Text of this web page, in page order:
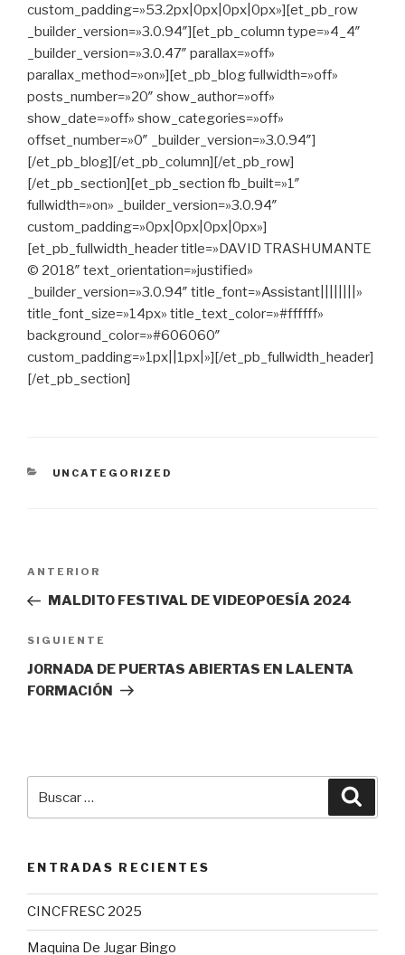
custom_padding=»53.2px|0px|0px|0px»][et_pb_row
_builder_version=»3.0.94″][et_pb_column type=»4_4″
_builder_version=»3.0.47″ parallax=»off»
parallax_method=»on»][et_pb_blog fullwidth=»off»
posts_number=»20″ show_author=»off»
show_date=»off» show_categories=»off»
offset_number=»0″ _builder_version=»3.0.94″]
[/et_pb_blog][/et_pb_column][/et_pb_row]
[/et_pb_section][et_pb_section fb_built=»1″
fullwidth=»on» _builder_version=»3.0.94″
custom_padding=»0px|0px|0px|0px»]
[et_pb_fullwidth_header title=»DAVID TRASHUMANTE
© 2018″ text_orientation=»justified»
_builder_version=»3.0.94″ title_font=»Assistant||||||||»
title_font_size=»14px» title_text_color=»#ffffff»
background_color=»#606060″
custom_padding=»1px||1px|»][/et_pb_fullwidth_header]
[/et_pb_section]
CATEGORÍAS
UNCATEGORIZED
Navegación
entradas
Entrada
anterior:
ANTERIOR
MALDITO FESTIVAL DE VIDEOPOESÍA 2024
Siguiente
entrada
SIGUIENTE
JORNADA DE PUERTAS ABIERTAS EN LALENTA
FORMACIÓN
ENTRADAS RECIENTES
CINCFRESC 2025
Maquina De Jugar Bingo